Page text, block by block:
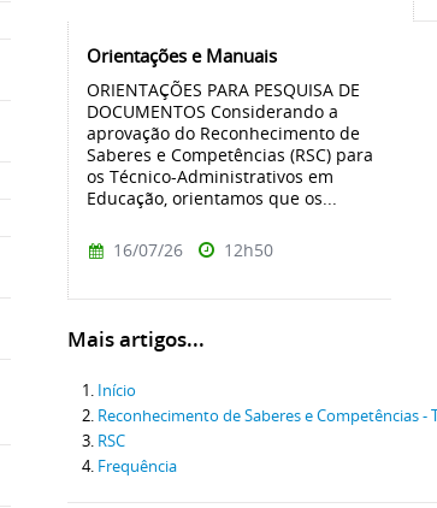
Orientações e Manuais
ORIENTAÇÕES PARA PESQUISA DE
DOCUMENTOS Considerando a
aprovação do Reconhecimento de
Saberes e Competências (RSC) para
os Técnico-Administrativos em
Educação, orientamos que os...
16/07/26 12h50
Mais artigos...
Início
Reconhecimento de Saberes e Competências -
RSC
Frequência